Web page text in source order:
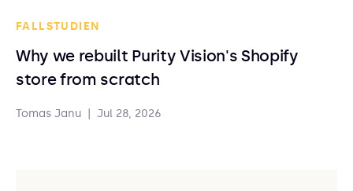
FALLSTUDIEN
Why we rebuilt Purity Vision's Shopify
store from scratch
Tomas Janu Jul 28, 2026